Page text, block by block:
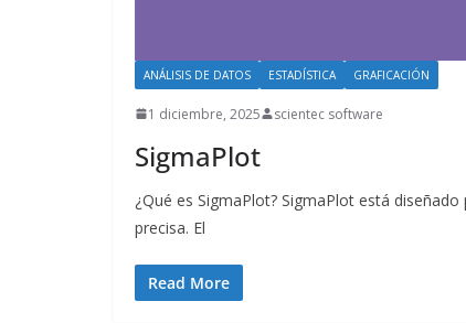
ANÁLISIS DE DATOS ESTADÍSTICA GRAFICACIÓN
1 diciembre, 2025 scientec software
SigmaPlot
¿Qué es SigmaPlot? SigmaPlot está
precisa. El
Read More